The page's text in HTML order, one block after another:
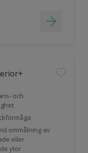
och
ommålning av
eller
ytor